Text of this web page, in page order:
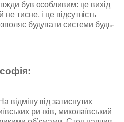
був особливим: це вихід
тисне, і це відсутність
будувати системи будь-
відміну від затиснутих
ринків, миколаївський